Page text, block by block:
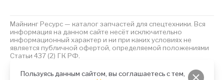
Пользуясь данным сайтом, вы соглашаетесь с тем,
Майнинг Ресурс — каталог запчастей для спецтехники. Вся
информация на данном сайте несёт исключительно
информационный характер и ни при каких условиях не
является публичной офертой, определяемой положениями
Статьи 437 (2) ГК РФ.
Политика обработки персональных данныхФайлы Cookies